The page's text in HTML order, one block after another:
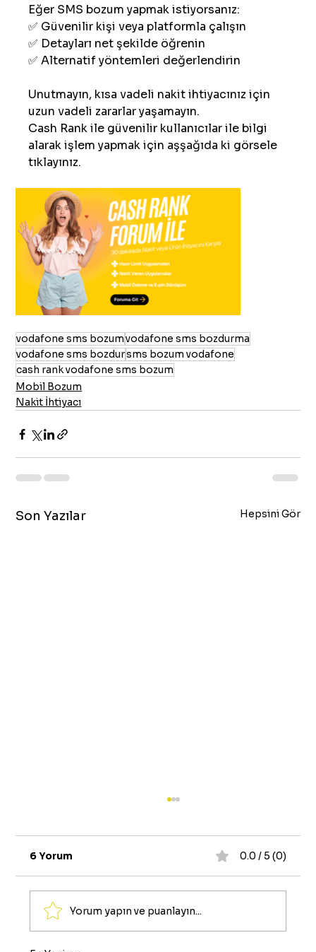
Eğer SMS bozum yapmak istiyorsanız:
✅ Güvenilir kişi veya platformla çalışın
✅ Detayları net şekilde öğrenin
✅ Alternatif yöntemleri değerlendirin
Unutmayın, kısa vadeli nakit ihtiyacınız için
uzun vadeli zararlar yaşamayın.
Cash Rank ile güvenilir kullanıcılar ile bilgi
alarak işlem yapmak için aşşağıda ki görsele
tıklayınız.
vodafone sms bozumvodafone sms bozdurma
vodafone sms bozdursms bozum vodafone
cash rank vodafone sms bozum
Mobil Bozum
Nakit İhtiyacı
Son Yazılar Hepsini Gör
Pubg Uc Bozdurma
6 Yorum 0.0 / 5 (0)
Yorum yapın ve puanlayın...